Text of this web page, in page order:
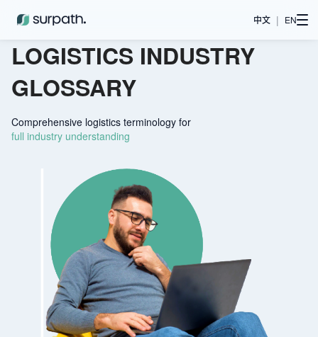
中文 | EN
LOGISTICS INDUSTRY
GLOSSARY
Comprehensive logistics terminology for
full industry understanding